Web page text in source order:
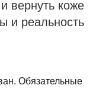
вернуть коже
и реальность
Обязательные